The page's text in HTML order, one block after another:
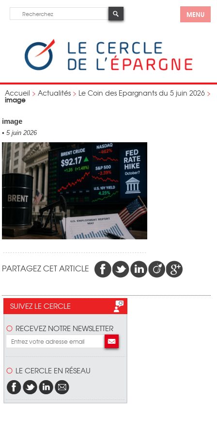
MENU
Accueil > Actualités > Le Coin des Epargnants du 5 juin 2026 >
image
image
• 5 juin 2026
PARTAGEZ CET ARTICLE
SUIVEZ LE CERCLE
RECEVEZ NOTRE NEWSLETTER
LE CERCLE EN RÉSEAU